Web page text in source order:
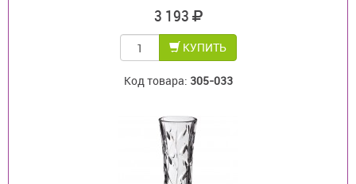
3 193
КУПИТЬ
Код товара: 305-033